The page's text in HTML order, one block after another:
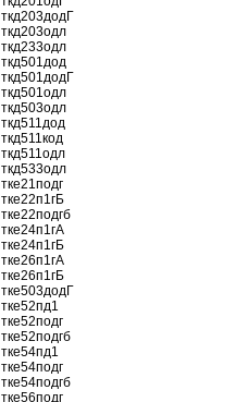
ткд203додГ
ткд203одл
ткд233одл
ткд501дод
ткд501додГ
ткд501одл
ткд503одл
ткд511дод
ткд511код
ткд511одл
ткд533одл
тке21подг
тке22п1гБ
тке22подгб
тке24п1гА
тке24п1гБ
тке26п1гА
тке26п1гБ
тке503додГ
тке52пд1
тке52подг
тке52подгб
тке54пд1
тке54подг
тке54подгб
тке56подг